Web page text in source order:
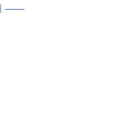
——